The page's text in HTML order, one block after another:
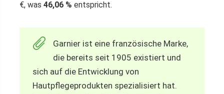
€, was 46,06 % entspricht.
Garnier ist eine französische Marke,
die bereits seit 1905 existiert und
sich auf die Entwicklung von
Hautpflegeprodukten spezialisiert hat.